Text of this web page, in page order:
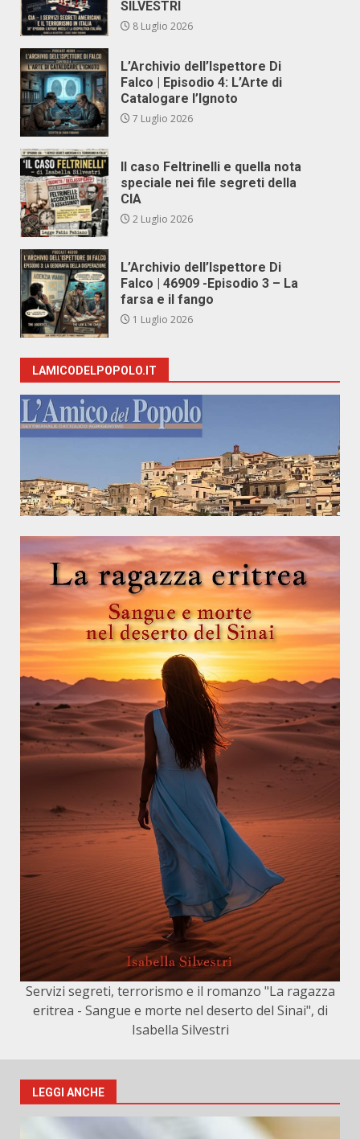
SILVESTRI
8 Luglio 2026
L’Archivio dell’Ispettore Di
Falco | Episodio 4: L’Arte di
Catalogare l’Ignoto
7 Luglio 2026
Il caso Feltrinelli e quella nota
speciale nei file segreti della
CIA
2 Luglio 2026
L’Archivio dell’Ispettore Di
Falco | 46909 -Episodio 3 – La
farsa e il fango
1 Luglio 2026
LAMICODELPOPOLO.IT
Servizi segreti, terrorismo e il romanzo "La ragazza
eritrea - Sangue e morte nel deserto del Sinai", di
Isabella Silvestri
LEGGI ANCHE